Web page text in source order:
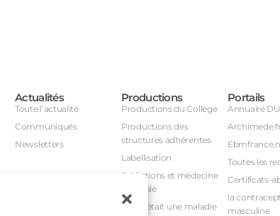
Actualités
Toute l’actualité
Communiqués
Newsletters
Productions
Productions du Collège
Productions des
structures adhérentes
Labellisation
Addictions et médecine
générale
Et si c’était une maladie
Portails
Annuaire
Toutes les
Certificats-
la
masculine